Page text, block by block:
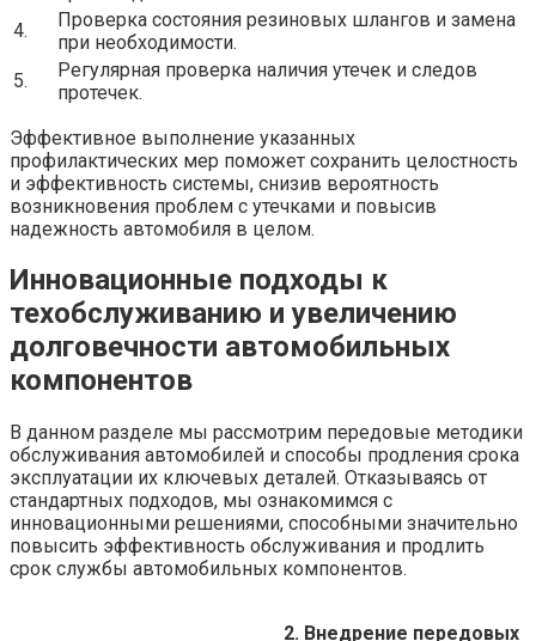
4.
Проверка состояния резиновых шлангов и замена
при необходимости.
5.
Регулярная проверка наличия утечек и следов
протечек.
Эффективное выполнение указанных
профилактических мер поможет сохранить целостность
и эффективность системы, снизив вероятность
возникновения проблем с утечками и повысив
надежность автомобиля в целом.
Инновационные подходы к
техобслуживанию и увеличению
долговечности автомобильных
компонентов
В данном разделе мы рассмотрим передовые методики
обслуживания автомобилей и способы продления срока
эксплуатации их ключевых деталей. Отказываясь от
стандартных подходов, мы ознакомимся с
инновационными решениями, способными значительно
повысить эффективность обслуживания и продлить
срок службы автомобильных компонентов.
2. Внедрение передовых